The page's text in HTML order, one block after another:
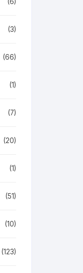
(3)
(66)
(1)
(7)
(20)
(1)
(51)
(10)
(123)